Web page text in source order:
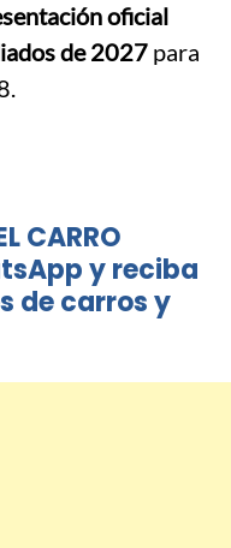
oficial
de 2027 para
CARRO
y reciba
de carros y